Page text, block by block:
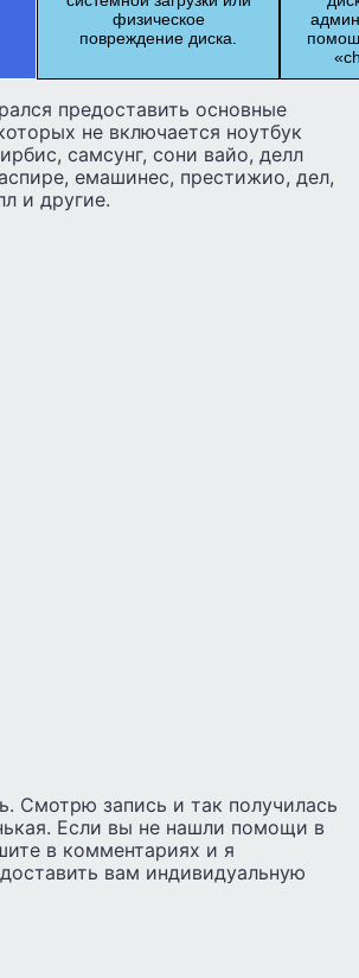
физическое
повреждение диска.
предоставить основные
не включается ноутбук
самсунг, сони вайо, делл
емашинес, престижио, дел,
и другие.
Смотрю запись и так получилась
Если вы не нашли помощи в
в комментариях и я
вам индивидуальную